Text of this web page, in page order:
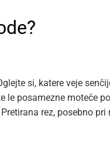
si, katere veje
le posamezne moteče
rez, posebno pri